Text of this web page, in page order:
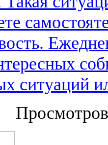
ситуаций